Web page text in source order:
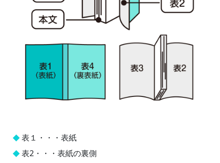
表１・・・表紙
表2・・・表紙の裏側